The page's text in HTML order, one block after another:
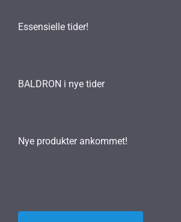
Essensielle tider!
BALDRON i nye tider
Nye produkter ankommet!